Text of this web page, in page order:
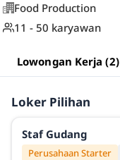
Food Production
11 - 50 karyawan
Lowongan Kerja (2)
Loker Pilihan
Staf Gudang
Perusahaan Starter